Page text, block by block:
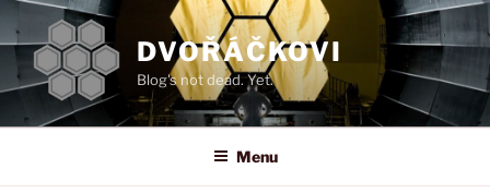
k
obsahu
webu
DVOŘÁČKOVI
Blog's not dead. Yet.
Menu